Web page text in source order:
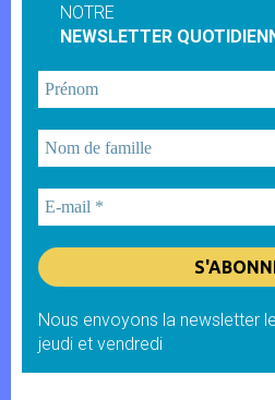
NOTRE
NEWSLETTER
Nous envoyons la newsletter
jeudi et vendredi